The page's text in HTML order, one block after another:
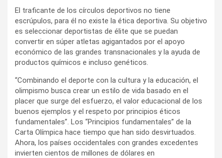
El traficante de los círculos deportivos no tiene
escrúpulos, para él no existe la ética deportiva. Su objetivo
es seleccionar deportistas de élite que se puedan
convertir en súper atletas agigantados por el apoyo
económico de las grandes transnacionales y la ayuda de
productos químicos e incluso genéticos.
“Combinando el deporte con la cultura y la educación, el
olimpismo busca crear un estilo de vida basado en el
placer que surge del esfuerzo, el valor educacional de los
buenos ejemplos y el respeto por principios éticos
fundamentales”. Los “Principios fundamentales” de la
Carta Olímpica hace tiempo que han sido desvirtuados.
Ahora, los países occidentales con grandes excedentes
invierten cientos de millones de dólares en